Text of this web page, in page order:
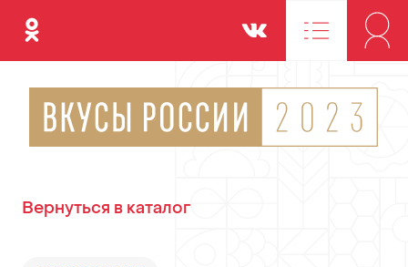
Одноклассники Вконтакте
Вернуться в каталог